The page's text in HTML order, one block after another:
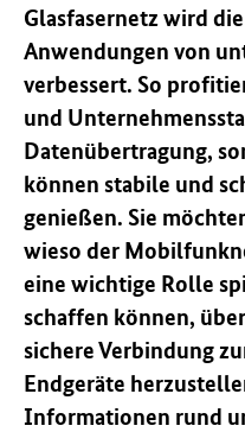
Glasfasernetz wird
Anwendungen von
verbessert. So
und
Datenübertragung,
können stabile und
genießen. Sie
wieso der
eine wichtige Rolle
schaffen können,
sichere Verbindung
Endgeräte
Informationen rund